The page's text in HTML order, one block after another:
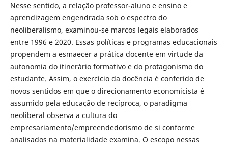
Nesse sentido, a relação professor-aluno e ensino e
aprendizagem engendrada sob o espectro do
neoliberalismo, examinou-se marcos legais elaborados
entre 1996 e 2020. Essas políticas e programas educacionais
propendem a esmaecer a prática docente em virtude da
autonomia do itinerário formativo e do protagonismo do
estudante. Assim, o exercício da docência é conferido de
novos sentidos em que o direcionamento economicista é
assumido pela educação de recíproca, o paradigma
neoliberal observa a cultura do
empresariamento/empreendedorismo de si conforme
analisados na materialidade examina. O escopo nessas